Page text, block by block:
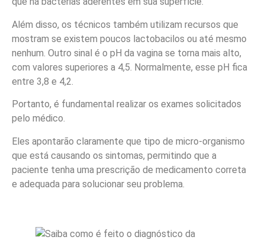
Além disso, os técnicos também utilizam recursos que
mostram se existem poucos lactobacilos ou até mesmo
nenhum. Outro sinal é o pH da vagina se torna mais alto,
com valores superiores a 4,5. Normalmente, esse pH fica
entre 3,8 e 4,2.
Portanto, é fundamental realizar os exames solicitados
pelo médico.
Eles apontarão claramente que tipo de micro-organismo
que está causando os sintomas, permitindo que a
paciente tenha uma prescrição de medicamento correta
e adequada para solucionar seu problema.